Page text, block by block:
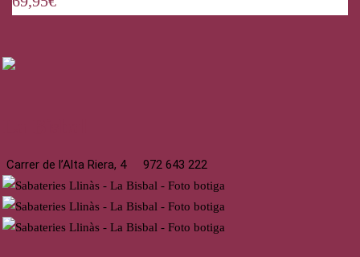
Carrer de l’Alta Riera, 4 972 643 222